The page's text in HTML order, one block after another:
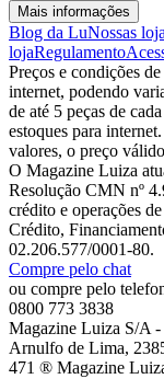
Mais informações
Blog da LuNossas
lojaRegulamento
Preços e condições
internet, podendo
de até 5 peças de
estoques para
valores, o preço
O Magazine Luiza
Resolução CMN nº
crédito e operações
Crédito,
02.206.577/0001-80.
Compre pelo chat
ou compre pelo
0800 773 3838
Magazine Luiza S/A
Arnulfo de Lima,
471 ® Magazine